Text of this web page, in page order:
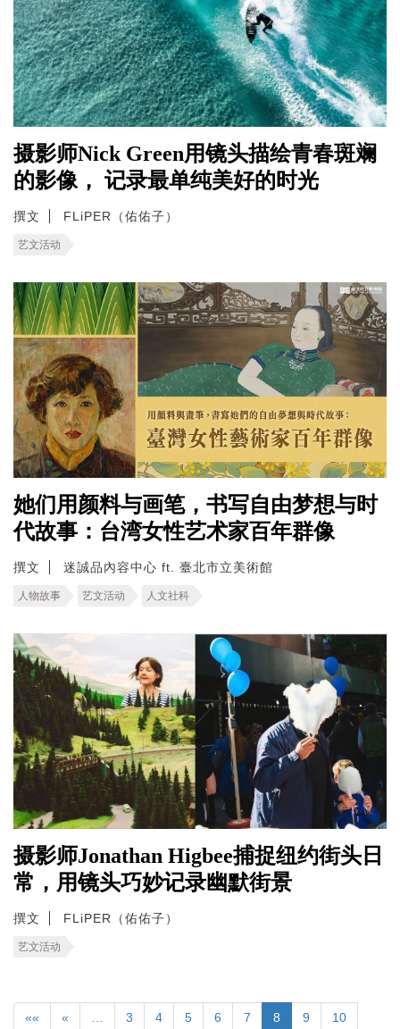
摄影师Nick Green用镜头描绘青春斑斓
的影像， 记录最单纯美好的时光
撰文 FLiPER（佑佑子）
艺文活动
她们用颜料与画笔，书写自由梦想与时
代故事：台湾女性艺术家百年群像
撰文 迷誠品內容中心 ft. 臺北市立美術館
人物故事 艺文活动 人文社科
摄影师Jonathan Higbee捕捉纽约街头日
常，用镜头巧妙记录幽默街景
撰文 FLiPER（佑佑子）
艺文活动
«« « 3 4 5 6 7 8 9 10